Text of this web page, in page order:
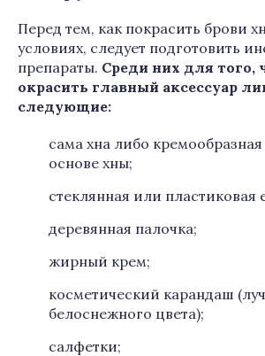
Перед тем, как покрасить брови
условиях, следует подготовить
препараты. Среди них для того,
окрасить главный аксессуар
следующие:
сама хна либо кремообразная
основе хны;
стеклянная или пластиковая
деревянная палочка;
жирный крем;
косметический карандаш
белоснежного цвета);
салфетки;